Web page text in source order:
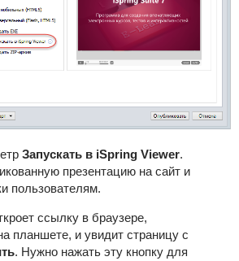
Запускать в iSpring Viewer.
презентацию на сайт и
пользователям.
ссылку в браузере,
планшете, и увидит страницу с
. Нужно нажать эту кнопку для